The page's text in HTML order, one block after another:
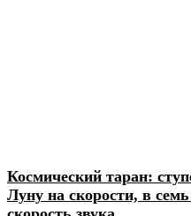
Космический таран:
Луну на скорости, в